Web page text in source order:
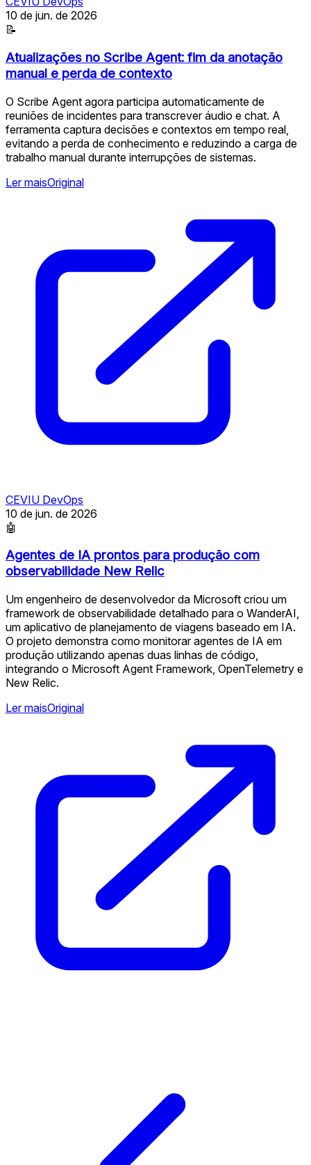
10 de jun. de 2026
📝
Atualizações no Scribe Agent: fim da anotação
manual e perda de contexto
O Scribe Agent agora participa automaticamente de
reuniões de incidentes para transcrever áudio e chat. A
ferramenta captura decisões e contextos em tempo real,
evitando a perda de conhecimento e reduzindo a carga de
trabalho manual durante interrupções de sistemas.
Ler maisOriginal
CEVIU DevOps
10 de jun. de 2026
🤖
Agentes de IA prontos para produção com
observabilidade New Relic
Um engenheiro de desenvolvedor da Microsoft criou um
framework de observabilidade detalhado para o WanderAI,
um aplicativo de planejamento de viagens baseado em IA.
O projeto demonstra como monitorar agentes de IA em
produção utilizando apenas duas linhas de código,
integrando o Microsoft Agent Framework, OpenTelemetry e
New Relic.
Ler maisOriginal